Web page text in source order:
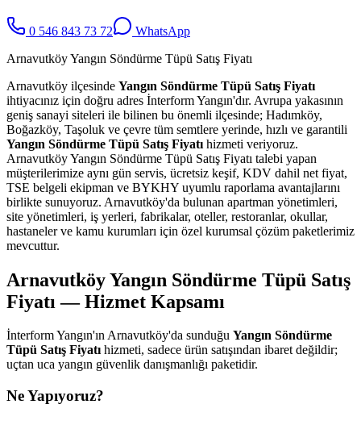
0 546 843 73 72
WhatsApp
Arnavutköy Yangın Söndürme Tüpü Satış Fiyatı
Arnavutköy ilçesinde Yangın Söndürme Tüpü Satış Fiyatı
ihtiyacınız için doğru adres İnterform Yangın'dır. Avrupa yakasının
geniş sanayi siteleri ile bilinen bu önemli ilçesinde; Hadımköy,
Boğazköy, Taşoluk ve çevre tüm semtlere yerinde, hızlı ve garantili
Yangın Söndürme Tüpü Satış Fiyatı hizmeti veriyoruz.
Arnavutköy Yangın Söndürme Tüpü Satış Fiyatı talebi yapan
müşterilerimize aynı gün servis, ücretsiz keşif, KDV dahil net fiyat,
TSE belgeli ekipman ve BYKHY uyumlu raporlama avantajlarını
birlikte sunuyoruz. Arnavutköy'da bulunan apartman yönetimleri,
site yönetimleri, iş yerleri, fabrikalar, oteller, restoranlar, okullar,
hastaneler ve kamu kurumları için özel kurumsal çözüm paketlerimiz
mevcuttur.
Arnavutköy Yangın Söndürme Tüpü Satış
Fiyatı — Hizmet Kapsamı
İnterform Yangın'ın Arnavutköy'da sunduğu Yangın Söndürme
Tüpü Satış Fiyatıhizmeti, sadece ürün satışından ibaret değildir;
uçtan uca yangın güvenlik danışmanlığı paketidir.
Ne Yapıyoruz?